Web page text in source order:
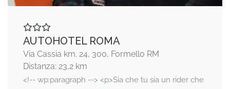
AUTOHOTEL ROMA
Via Cassia km. 24, 300, Formello RM
Distanza: 23,2 km
<!-- wp:paragraph --> <p>Sia che tu sia un rider che